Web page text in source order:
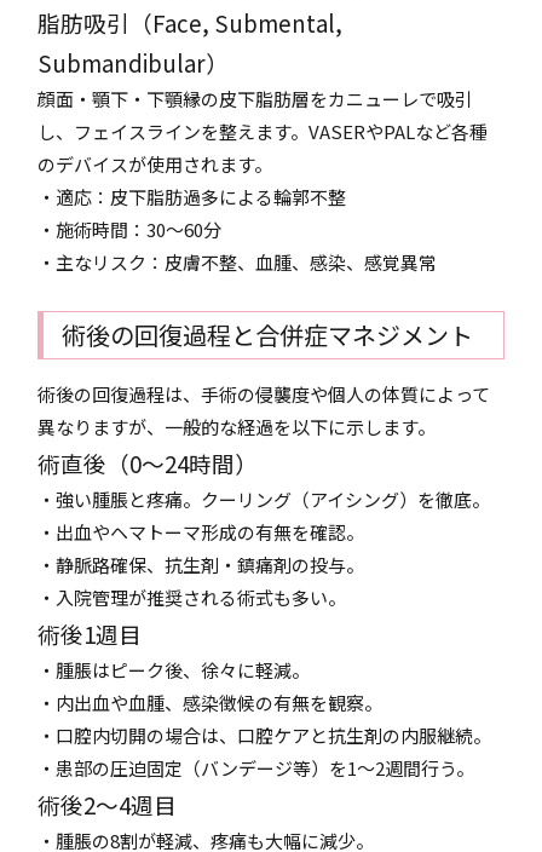
脂肪吸引（Face, Submental,
Submandibular）
顔面・顎下・下顎縁の皮下脂肪層をカニューレで吸引
し、フェイスラインを整えます。VASERやPALなど各種
のデバイスが使用されます。
・適応：皮下脂肪過多による輪郭不整
・施術時間：30～60分
・主なリスク：皮膚不整、血腫、感染、感覚異常
術後の回復過程と合併症マネジメント
術後の回復過程は、手術の侵襲度や個人の体質によって
異なりますが、一般的な経過を以下に示します。
術直後（0～24時間）
・強い腫脹と疼痛。クーリング（アイシング）を徹底。
・出血やヘマトーマ形成の有無を確認。
・静脈路確保、抗生剤・鎮痛剤の投与。
・入院管理が推奨される術式も多い。
術後1週目
・腫脹はピーク後、徐々に軽減。
・内出血や血腫、感染徴候の有無を観察。
・口腔内切開の場合は、口腔ケアと抗生剤の内服継続。
・患部の圧迫固定（バンデージ等）を1～2週間行う。
術後2～4週目
・腫脹の8割が軽減、疼痛も大幅に減少。